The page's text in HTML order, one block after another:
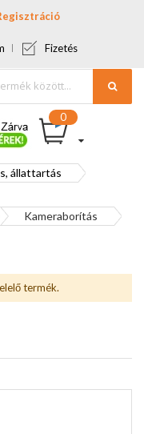
Fizetés
állattartás
Kameraborítás
termék.